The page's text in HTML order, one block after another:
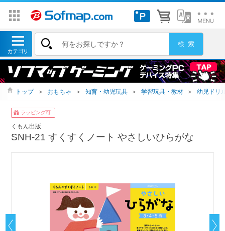
トップ ＞ おもちゃ ＞ 知育・幼児玩具 ＞ 学習玩具・教材 ＞ 幼児ドリ
ラッピング可
くもん出版
SNH-21 すくすくノート やさしいひらがな